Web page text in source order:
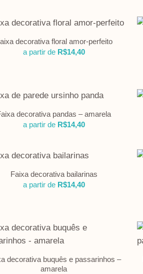
decorativa floral amor-perfeito
a partir de R$14,40
decorativa pandas – amarela
a partir de R$14,40
Faixa decorativa bailarinas
a partir de R$14,40
decorativa buquês e passarinhos –
amarela